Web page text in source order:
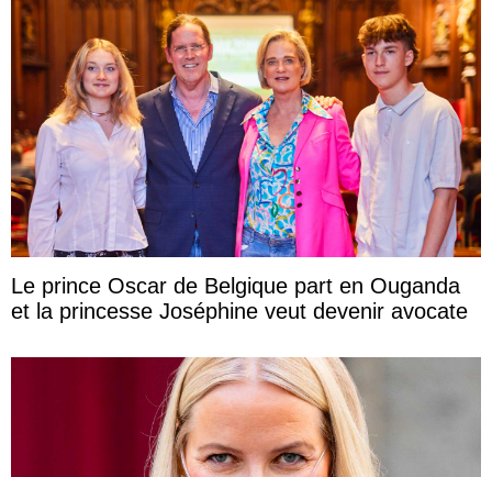
Le prince Oscar de Belgique part en Ouganda
et la princesse Joséphine veut devenir avocate